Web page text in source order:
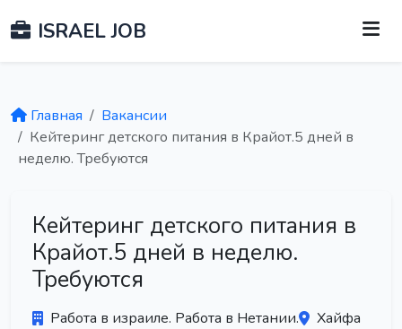
ISRAEL JOB
Главная
Вакансии
Кейтеринг детского питания в Крайот.5 дней в
неделю. Требуются
Кейтеринг детского питания в
Крайот.5 дней в неделю.
Требуются
Работа в израиле. Работа в Нетании.
Хайфа